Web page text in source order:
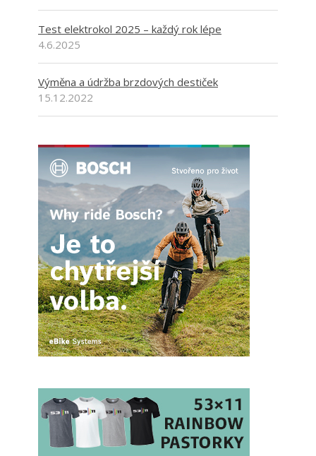
Test elektrokol 2025 – každý rok lépe
4.6.2025
Výměna a údržba brzdových destiček
15.12.2022